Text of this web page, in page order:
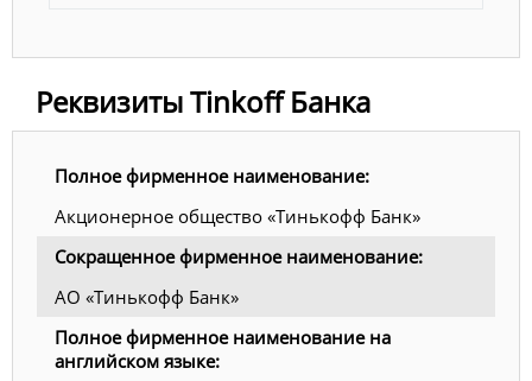
Реквизиты Tinkoff Банка
Полное фирменное наименование:
Акционерное общество «Тинькофф Банк»
Сокращенное фирменное наименование:
АО «Тинькофф Банк»
Полное фирменное наименование на
английском языке: